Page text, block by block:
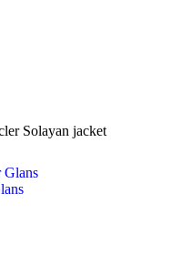
Solayan jacket